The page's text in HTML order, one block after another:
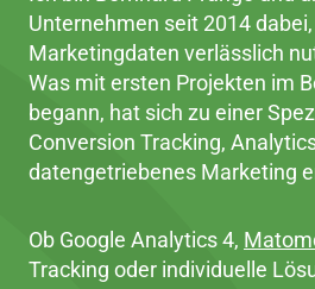
Unternehmen seit 2014
Marketingdaten verlässlich
Was mit ersten Projekten im
begann, hat sich zu einer
Conversion Tracking,
datengetriebenes Marketing
Ob Google Analytics 4,
Tracking oder individuelle